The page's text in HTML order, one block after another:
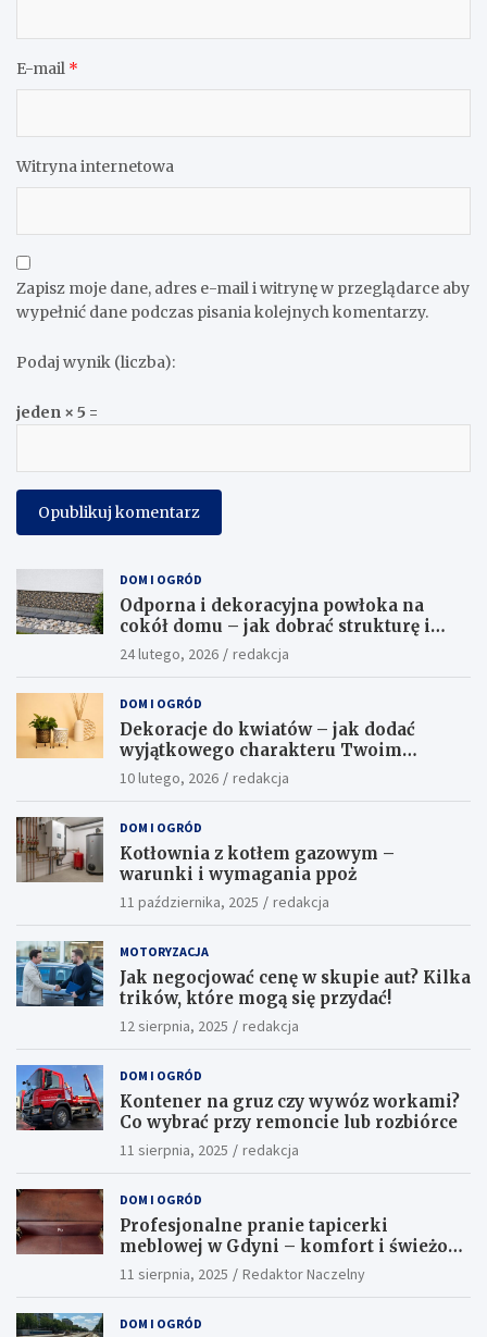
E-mail *
Witryna internetowa
Zapisz moje dane, adres e-mail i witrynę w przeglądarce aby
wypełnić dane podczas pisania kolejnych komentarzy.
Podaj wynik (liczba):
jeden × 5 =
DOM I OGRÓD
Odporna i dekoracyjna powłoka na
cokół domu – jak dobrać strukturę i
kolor?
24 lutego, 2026 redakcja
DOM I OGRÓD
Dekoracje do kwiatów – jak dodać
wyjątkowego charakteru Twoim
roślinom?
10 lutego, 2026 redakcja
DOM I OGRÓD
Kotłownia z kotłem gazowym –
warunki i wymagania ppoż
11 października, 2025 redakcja
MOTORYZACJA
Jak negocjować cenę w skupie aut? Kilka
trików, które mogą się przydać!
12 sierpnia, 2025 redakcja
DOM I OGRÓD
Kontener na gruz czy wywóz workami?
Co wybrać przy remoncie lub rozbiórce
11 sierpnia, 2025 redakcja
DOM I OGRÓD
Profesjonalne pranie tapicerki
meblowej w Gdyni – komfort i świeżość
w Twoim domu
11 sierpnia, 2025 Redaktor Naczelny
DOM I OGRÓD